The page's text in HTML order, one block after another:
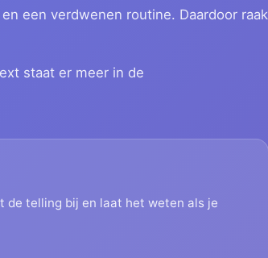
een verdwenen routine. Daardoor raak
staat er meer in de
de telling bij en laat het weten als je